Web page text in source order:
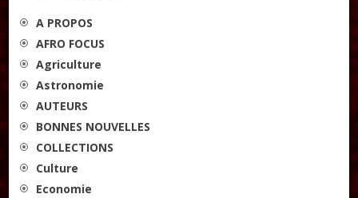
A PROPOS
AFRO FOCUS
Agriculture
Astronomie
AUTEURS
BONNES NOUVELLES
COLLECTIONS
Culture
Economie